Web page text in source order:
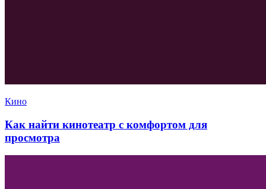
Кино
Как найти кинотеатр с комфортом для
просмотра